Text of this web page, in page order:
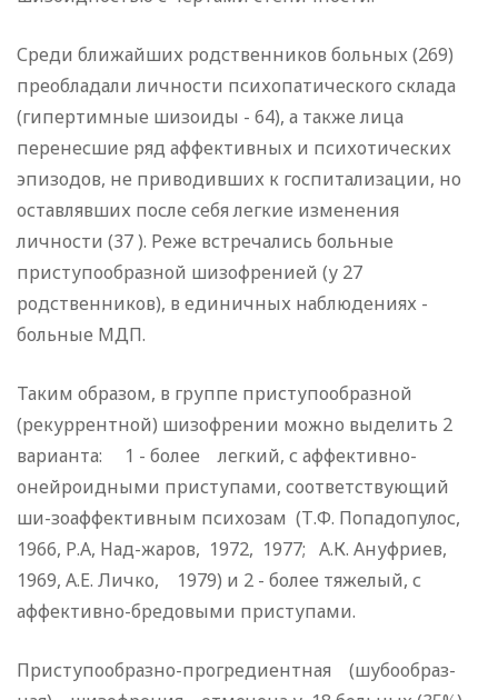
Среди ближайших родственников больных (269)
преобла­дали личности психопатического склада
(гипертимные шизои­ды - 64), а также лица
перенесшие ряд аффективных и пси­хотических
эпизодов, не приводивших к госпитализации, но
оставлявших после себя легкие изменения
личности (37 ). Ре­же встречались больные
приступообразной шизофренией (у 27
родственников), в единичных наблюдениях -
больные МДП.
Таким образом, в группе приступообразной
(рекуррентной) шизофрении можно выделить 2
варианта: 1 - более легкий, с аффективно-
онейроидными приступами, соответствующий
ши-зоаффективным психозам (Т.Ф. Попадопулос,
1966, Р.А, Над-жаров, 1972, 1977; А.К. Ануфриев,
1969, А.Е. Личко, 1979) и 2 - более тяжелый, с
аффективно-бредовыми приступами.
Приступообразно-прогредиентная (шубообраз­